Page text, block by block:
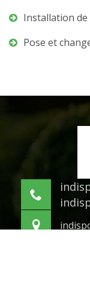
Installation
Pose et